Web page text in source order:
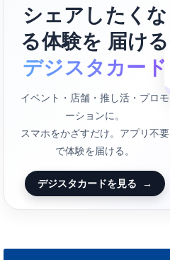
シェアしたくな
る体験を 届ける
デジスタカード
イベント・店舗・推し活・プロモ
ーションに。
スマホをかざすだけ。アプリ不要
で体験を届ける。
デジスタカードを見る →